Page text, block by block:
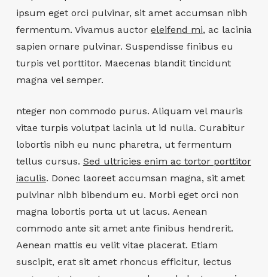
ipsum eget orci pulvinar, sit amet accumsan nibh
fermentum. Vivamus auctor eleifend mi, ac lacinia
sapien ornare pulvinar. Suspendisse finibus eu
turpis vel porttitor. Maecenas blandit tincidunt
magna vel semper.
nteger non commodo purus. Aliquam vel mauris
vitae turpis volutpat lacinia ut id nulla. Curabitur
lobortis nibh eu nunc pharetra, ut fermentum
tellus cursus. Sed ultricies enim ac tortor porttitor
iaculis. Donec laoreet accumsan magna, sit amet
pulvinar nibh bibendum eu. Morbi eget orci non
magna lobortis porta ut ut lacus. Aenean
commodo ante sit amet ante finibus hendrerit.
Aenean mattis eu velit vitae placerat. Etiam
suscipit, erat sit amet rhoncus efficitur, lectus